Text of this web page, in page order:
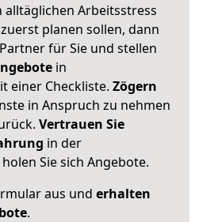
alltäglichen Arbeitsstress
planen sollen, dann
für Sie und stellen
in
einer Checkliste. Zögern
in Anspruch zu nehmen
Vertrauen Sie
in der
Sie sich Angebote.
aus und erhalten
.